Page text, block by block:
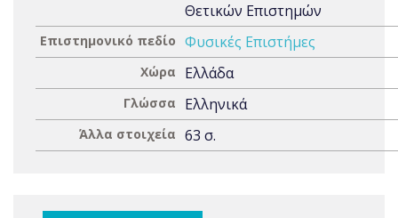
Θετικών Επιστημών
Επιστημονικό πεδίο Φυσικές Επιστήμες
Χώρα Ελλάδα
Γλώσσα Ελληνικά
Άλλα στοιχεία 63 σ.